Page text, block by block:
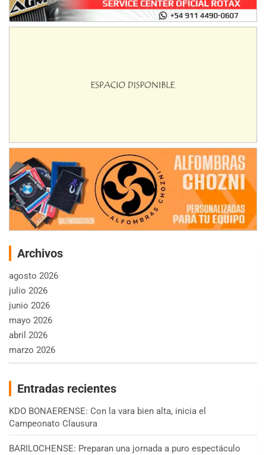
Archivos
agosto 2026
julio 2026
junio 2026
mayo 2026
abril 2026
marzo 2026
Entradas recientes
KDO BONAERENSE: Con la vara bien alta, inicia el
Campeonato Clausura
BARILOCHENSE: Preparan una jornada a puro espectáculo